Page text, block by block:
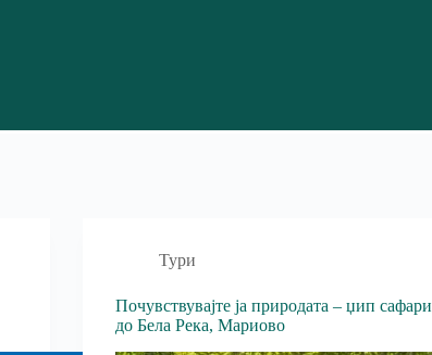
Тури
Почувствувајте ја природата – џип сафари
до Бела Река, Мариово